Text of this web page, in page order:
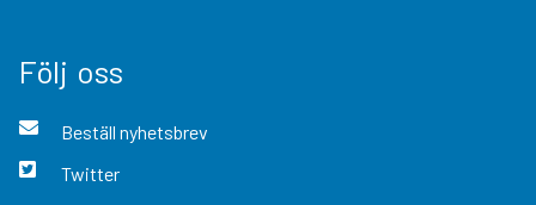
Följ oss
Beställ nyhetsbrev
Twitter